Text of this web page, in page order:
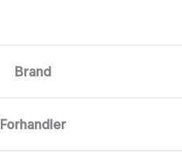
Brand
Forhandler